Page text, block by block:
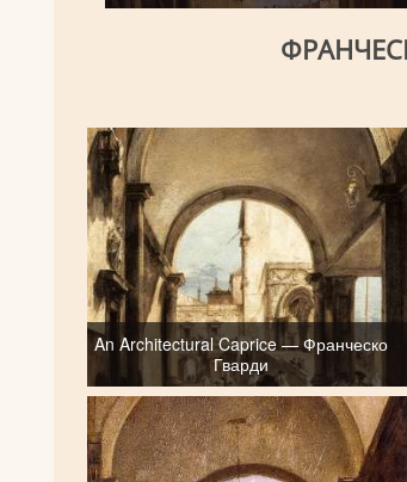
An Architectural Caprice — Франческо
Гварди